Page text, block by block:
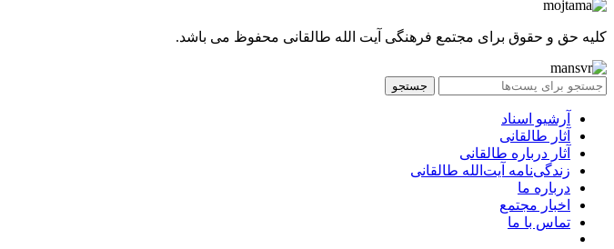
کلیه حق و حقوق برای مجتمع فرهنگی آیت الله طالقانی محفوظ می باشد.
جستجو
آرشیو اسناد
آثار طالقانی
آثار درباره طالقانی
زندگی‌نامه آیت‌الله طالقانی
درباره ما
اخبار مجتمع
تماس با ما